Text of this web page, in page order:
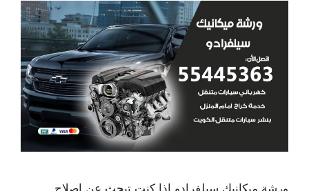
ورشة ميكانيك سيلفرادو إذا كنت تبحث عن إصلاح